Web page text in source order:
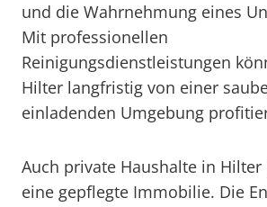
und die Wahrnehmung eines
Mit professionellen
Reinigungsdienstleistungen
Hilter langfristig von einer
einladenden Umgebung
Auch private Haushalte in
eine gepflegte Immobilie. Die